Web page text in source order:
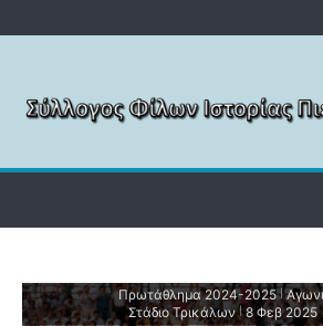
Πρωτάθλημα 2024-2025 |
Στάδιο Τρικάλων | 8 Φεβ 2025